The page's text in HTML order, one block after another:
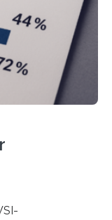
– die Anzahl